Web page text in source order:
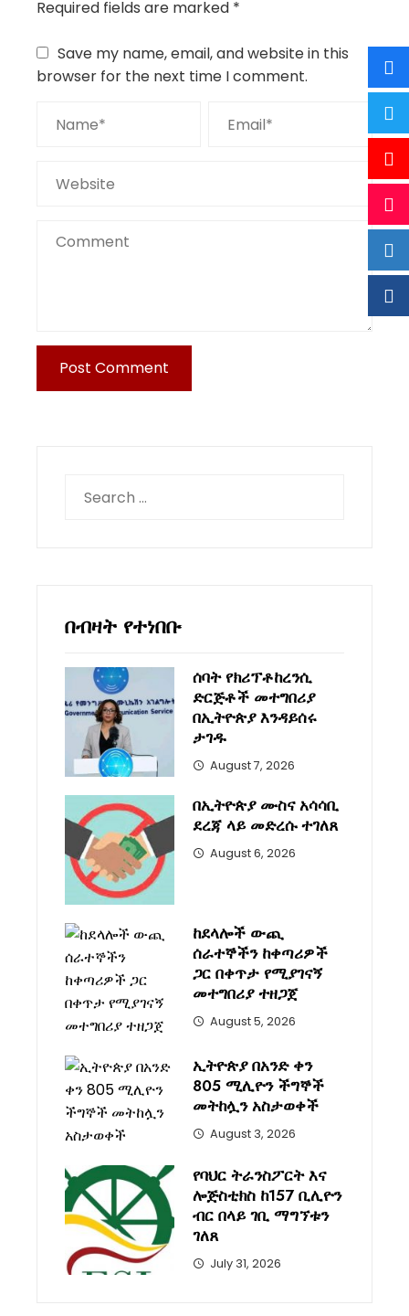
Required fields are marked *
Save my name, email, and website in this
browser for the next time I comment.
for:
በብዛት የተነበቡ
ሰባት የክሪፕቶከረንሲ
ድርጅቶች መተግበሪያ
በኢትዮጵያ እንዳይሰሩ
ታገዱ
August 7, 2026
በኢትዮጵያ ሙስና አሳሳቢ
ደረጃ ላይ መድረሱ ተገለጸ
August 6, 2026
ከደላሎች ውጪ
ሰራተኞችን ከቀጣሪዎች
ጋር በቀጥታ የሚያገናኝ
መተግበሪያ ተዘጋጀ
August 5, 2026
ኢትዮጵያ በአንድ ቀን
805 ሚሊዮን ችግኞች
መትከሏን አስታወቀች
August 3, 2026
የባህር ትራንስፖርት እና
ሎጅስቲክስ ከ157 ቢሊዮን
ብር በላይ ገቢ ማግኘቱን
ገለጸ
July 31, 2026